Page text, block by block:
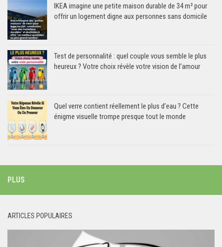
IKEA imagine une petite maison durable de 34 m² pour
offrir un logement digne aux personnes sans domicile
Test de personnalité : quel couple vous semble le plus
heureux ? Votre choix révèle votre vision de l’amour
Quel verre contient réellement le plus d’eau ? Cette
énigme visuelle trompe presque tout le monde
PLUS
ARTICLES POPULAIRES